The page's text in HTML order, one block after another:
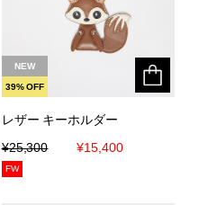
レザー キーホルダー
¥25,300
¥15,400
NEW
39% OFF
レザー キーホルダー
¥25,300
¥15,400
FW